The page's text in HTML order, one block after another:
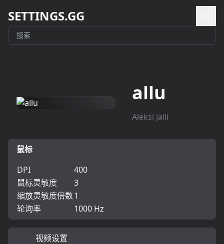
SETTINGS.GG
allu
Aleksi Jalli
鼠标
DPI
400
鼠标灵敏度
3
缩放灵敏度倍数1
轮询率
1000 Hz
视频设置